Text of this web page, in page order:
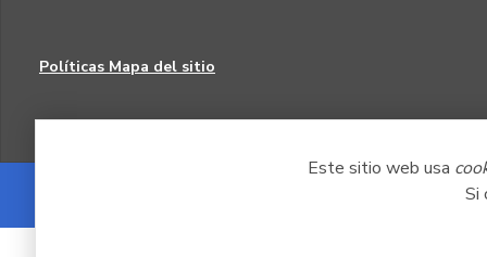
Este sitio web usa
Si
Políticas Mapa del sitio